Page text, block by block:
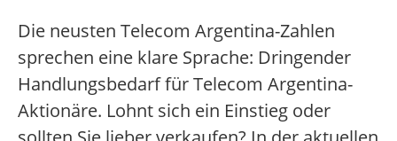
Die neusten Telecom Argentina-Zahlen
sprechen eine klare Sprache: Dringender
Handlungsbedarf für Telecom Argentina-
Aktionäre. Lohnt sich ein Einstieg oder